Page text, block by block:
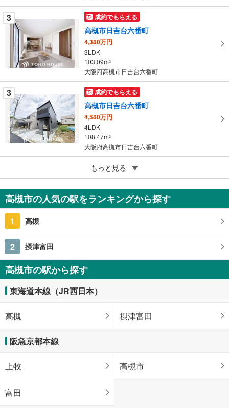
に
保
3 成約でもらえる
高槻市日吉台六番町
4,380万円
3LDK
103.09m2
大阪府高槻市日吉台六番町
3 成約でもらえる
高槻市日吉台六番町
4,580万円
4LDK
108.47m2
大阪府高槻市日吉台六番町
成約でもらえる
高槻市日吉台六番町
4,380万円
3LDK
もっと見る
高槻市の人気の駅をランキングから探す
1 高槻
2 摂津富田
高槻市の駅から探す
東海道本線（JR西日本）
高槻 摂津富田
阪急京都本線
上牧 高槻市
富田